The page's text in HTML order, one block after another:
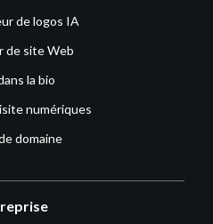
de logos IA
de site Web
la bio
numériques
domaine